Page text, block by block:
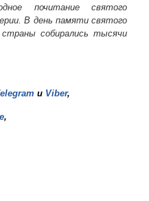
почитание святого
В день памяти святого
собирались тысячи
и Viber,
,